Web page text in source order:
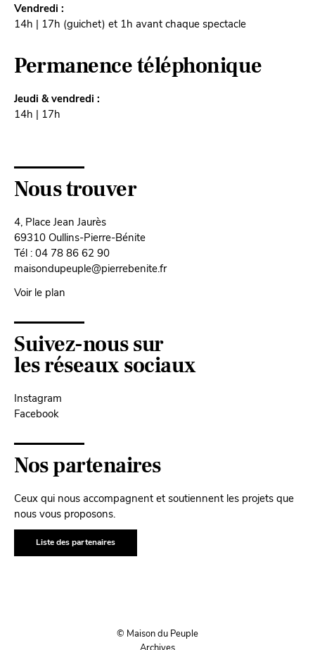
Vendredi :
14h | 17h (guichet) et 1h avant chaque spectacle
Permanence téléphonique
Jeudi & vendredi :
14h | 17h
Nous trouver
4, Place Jean Jaurès
69310 Oullins-Pierre-Bénite
Tél : 04 78 86 62 90
maisondupeuple@pierrebenite.fr
Voir le plan
Suivez-nous sur
les réseaux sociaux
Instagram
Facebook
Nos partenaires
Ceux qui nous accompagnent et soutiennent les projets que
nous vous proposons.
Liste des partenaires
© Maison du Peuple